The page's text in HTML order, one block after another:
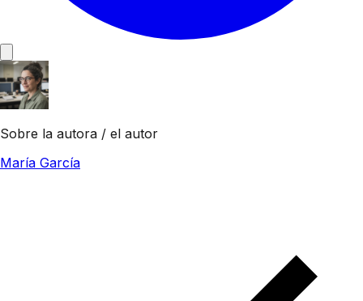
Sobre la autora / el autor
María García